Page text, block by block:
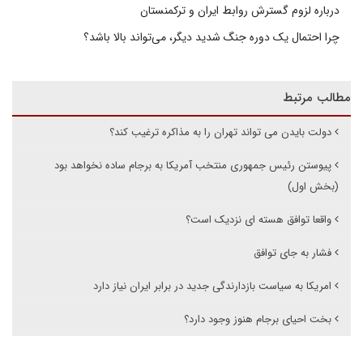
درباره لزوم گسترش روابط ایران و ترکمنستان
چرا احتمال یک دوره جنگ شدید دیگر، می‌تواند بالا باشد؟
مطالب مرتبط
دولت بایدن می تواند تهران را به مذاکره ترغیب کند؟
پیوستن رئیس جمهوری منتخب آمریکا به برجام ساده نخواهد بود
(بخش اول)
واقعا توافق هسته ای نزدیک است؟
فشار به جای توافق
امریکا به سیاست بازدارندگی جدید در برابر ایران نیاز دارد
بخت احیای برجام هنوز وجود دارد؟